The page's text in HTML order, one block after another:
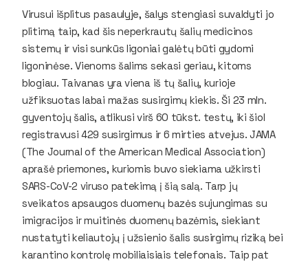
Virusui išplitus pasaulyje, šalys stengiasi suvaldyti jo
plitimą taip, kad šis neperkrautų šalių medicinos
sistemų ir visi sunkūs ligoniai galėtų būti gydomi
ligoninėse. Vienoms šalims sekasi geriau, kitoms
blogiau. Taivanas yra viena iš tų šalių, kurioje
užfiksuotas labai mažas susirgimų kiekis. Ši 23 mln.
gyventojų šalis, atlikusi virš 60 tūkst. testų, iki šiol
registravusi 429 susirgimus ir 6 mirties atvejus. JAMA
(The Journal of the American Medical Association)
aprašė priemones, kuriomis buvo siekiama užkirsti
SARS-CoV-2 viruso patekimą į šią salą. Tarp jų
sveikatos apsaugos duomenų bazės sujungimas su
imigracijos ir muitinės duomenų bazėmis, siekiant
nustatyti keliautojų į užsienio šalis susirgimų riziką bei
karantino kontrolę mobiliaisiais telefonais. Taip pat